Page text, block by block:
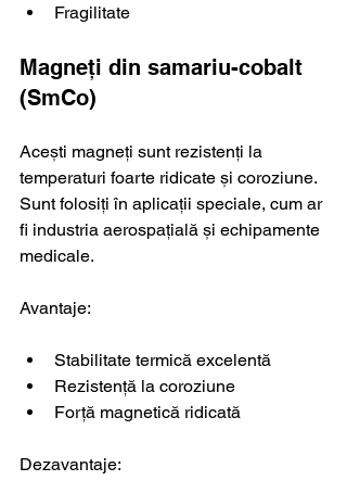
Fragilitate
Magneți din samariu-cobalt
(SmCo)
Acești magneți sunt rezistenți la
temperaturi foarte ridicate și coroziune.
Sunt folosiți în aplicații speciale, cum ar
fi industria aerospațială și echipamente
medicale.
Avantaje:
Stabilitate termică excelentă
Rezistență la coroziune
Forță magnetică ridicată
Dezavantaje: